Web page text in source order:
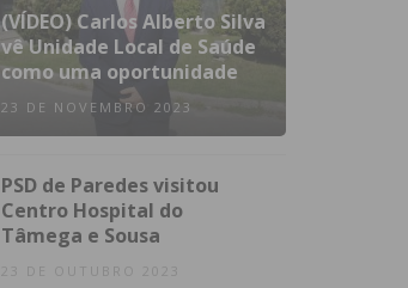
(VÍDEO) Carlos Alberto Silva
vê Unidade Local de Saúde
como uma oportunidade
23 DE NOVEMBRO 2023
PSD de Paredes visitou
Centro Hospital do
Tâmega e Sousa
23 DE OUTUBRO 2023